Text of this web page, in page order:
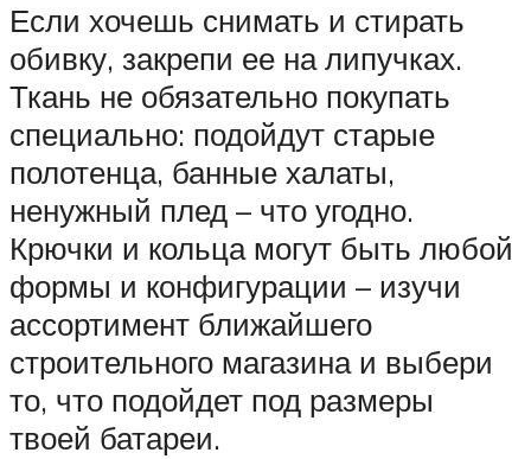
Если хочешь снимать и стирать
обивку, закрепи ее на липучках.
Ткань не обязательно покупать
специально: подойдут старые
полотенца, банные халаты,
ненужный плед – что угодно.
Крючки и кольца могут быть любой
формы и конфигурации – изучи
ассортимент ближайшего
строительного магазина и выбери
то, что подойдет под размеры
твоей батареи.